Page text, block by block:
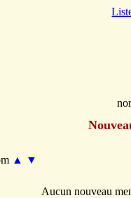
▲ ▼
Aucun nouveau